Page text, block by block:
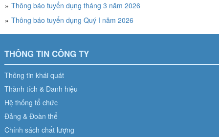
Thông báo tuyển dụng tháng 3 năm 2026
Thông báo tuyển dụng Quý I năm 2026
THÔNG TIN CÔNG TY
Thông tin khái quát
Thành tích & Danh hiệu
Hệ thống tổ chức
Đảng & Đoàn thể
Chính sách chất lượng